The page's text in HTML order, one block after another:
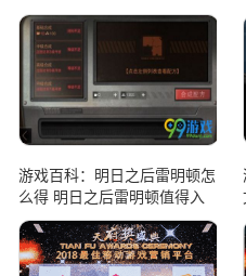
游戏百科：明日之后雷明顿怎
么得 明日之后雷明顿值得入
手吗